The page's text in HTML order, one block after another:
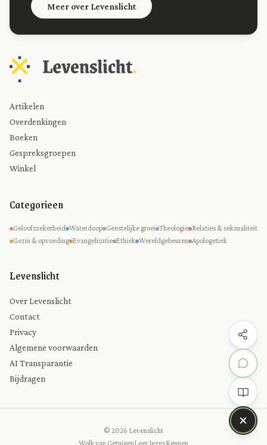
Meer over Levenslicht
Artikelen
Overdenkingen
Boeken
Gespreksgroepen
Winkel
Categorieen
Geloofszekerheid Waterdoop Geestelijke groei Theologie Relaties & seksualiteit
Gezin & opvoeding Evangelisatie Ethiek Wereldgebeuren Apologetiek
Levenslicht
Over Levenslicht
Contact
Privacy
Algemene voorwaarden
AI Transparantie
Bijdragen
© 2026 Levenslicht